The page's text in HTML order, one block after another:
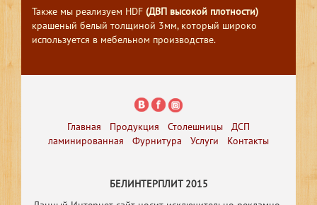
Также мы реализуем HDF (ДВП высокой плотности)
крашеный белый толщиной 3мм, который широко
используется в мебельном производстве.
Главная Продукция Столешницы
ДСП
ламинированная
Фурнитура Услуги Контакты
БЕЛИНТЕРПЛИТ 2015